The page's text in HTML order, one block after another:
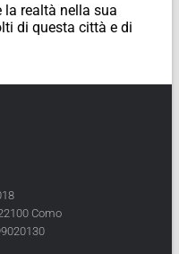
la realtà nella sua
di questa città e di
Como